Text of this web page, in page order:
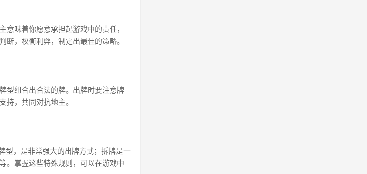
味着你愿意承担起游戏中的责任，
，权衡利弊，制定出最佳的策略。
型组合出合法的牌。出牌时要注意牌
持，共同对抗地主。
型，是非常强大的出牌方式；拆牌是一
。掌握这些特殊规则，可以在游戏中